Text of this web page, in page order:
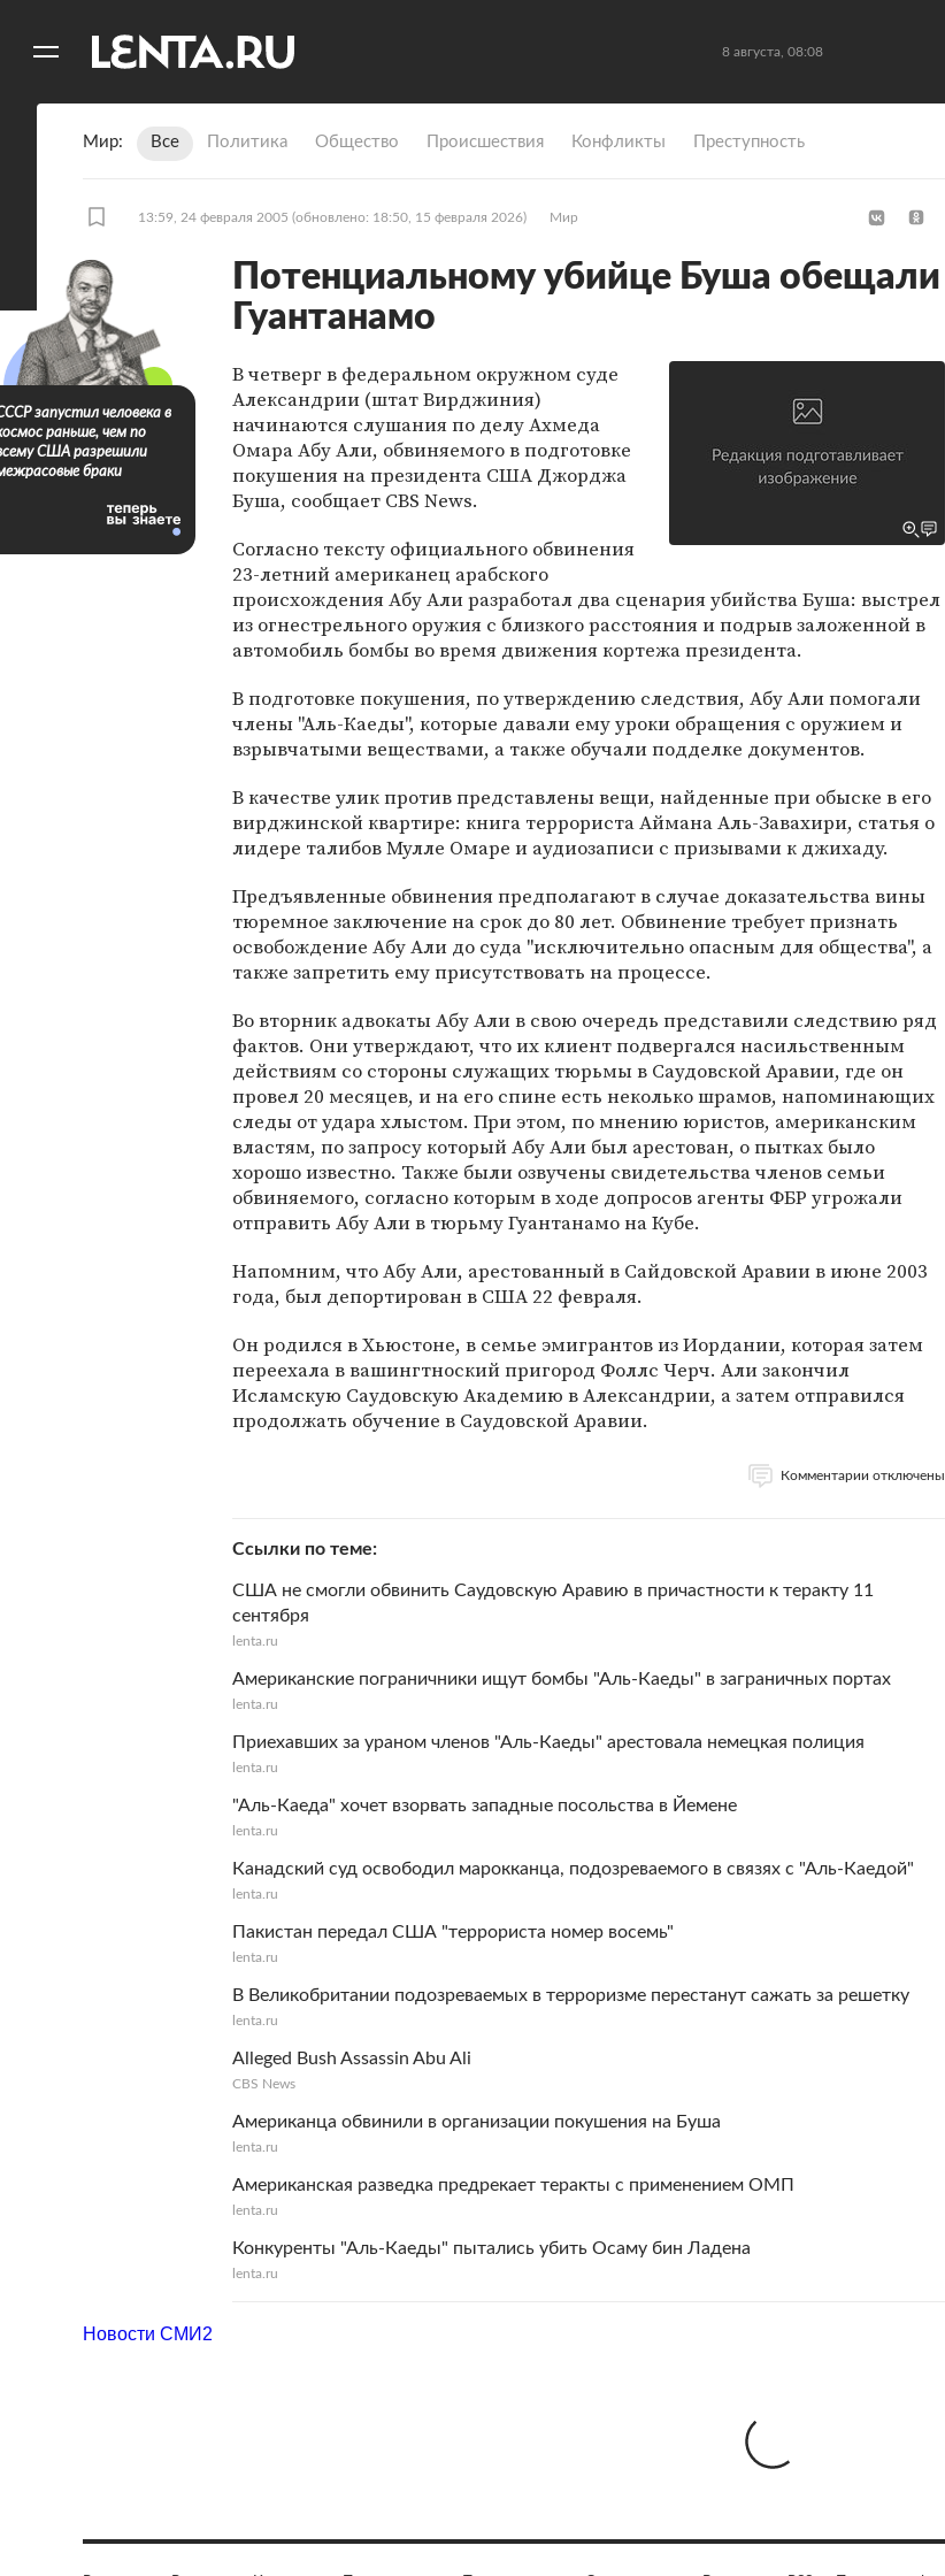
8 августа, 08:08
Мир Все Политика Общество Происшествия Конфликты Преступность
13:59, 24 февраля 2005 (обновлено: 18:50, 15 февраля 2026) Мир
Потенциальному убийце Буша обещали
Гуантанамо
В четверг в федеральном окружном суде
Александрии (штат Вирджиния)
начинаются слушания по делу Ахмеда
Омара Абу Али, обвиняемого в подготовке
покушения на президента США Джорджа
Буша, сообщает CBS News.
Согласно тексту официального обвинения
23-летний американец арабского
происхождения Абу Али разработал два сценария убийства Буша: выстрел
из огнестрельного оружия с близкого расстояния и подрыв заложенной в
автомобиль бомбы во время движения кортежа президента.
В подготовке покушения, по утверждению следствия, Абу Али помогали
члены "Аль-Каеды", которые давали ему уроки обращения с оружием и
взрывчатыми веществами, а также обучали подделке документов.
В качестве улик против представлены вещи, найденные при обыске в его
вирджинской квартире: книга террориста Аймана Аль-Завахири, статья о
лидере талибов Мулле Омаре и аудиозаписи с призывами к джихаду.
Предъявленные обвинения предполагают в случае доказательства вины
тюремное заключение на срок до 80 лет. Обвинение требует признать
освобождение Абу Али до суда "исключительно опасным для общества", а
также запретить ему присутствовать на процессе.
Во вторник адвокаты Абу Али в свою очередь представили следствию ряд
фактов. Они утверждают, что их клиент подвергался насильственным
действиям со стороны служащих тюрьмы в Саудовской Аравии, где он
провел 20 месяцев, и на его спине есть неколько шрамов, напоминающих
следы от удара хлыстом. При этом, по мнению юристов, американским
властям, по запросу который Абу Али был арестован, о пытках было
хорошо известно. Также были озвучены свидетельства членов семьи
обвиняемого, согласно которым в ходе допросов агенты ФБР угрожали
отправить Абу Али в тюрьму Гуантанамо на Кубе.
Напомним, что Абу Али, арестованный в Сайдовской Аравии в июне 2003
года, был депортирован в США 22 февраля.
Он родился в Хьюстоне, в семье эмигрантов из Иордании, которая затем
переехала в вашингтноский пригород Фоллс Черч. Али закончил
Исламскую Саудовскую Академию в Александрии, а затем отправился
продолжать обучение в Саудовской Аравии.
Комментарии отключены
Ссылки по теме
США не смогли обвинить Саудовскую Аравию в причастности к теракту 11
сентября
lenta.ru
Американские пограничники ищут бомбы "Аль-Каеды" в заграничных портах
lenta.ru
Приехавших за ураном членов "Аль-Каеды" арестовала немецкая полиция
lenta.ru
"Аль-Каеда" хочет взорвать западные посольства в Йемене
lenta.ru
Канадский суд освободил марокканца, подозреваемого в связях с "Аль-Каедой"
lenta.ru
Пакистан передал США "террориста номер восемь"
lenta.ru
В Великобритании подозреваемых в терроризме перестанут сажать за решетку
lenta.ru
Alleged Bush Assassin Abu Ali
CBS News
Американца обвинили в организации покушения на Буша
lenta.ru
Американская разведка предрекает теракты с применением ОМП
lenta.ru
Конкуренты "Аль-Каеды" пытались убить Осаму бин Ладена
lenta.ru
запустил человека в
раньше, чем по
США разрешили
браки
Новости СМИ2